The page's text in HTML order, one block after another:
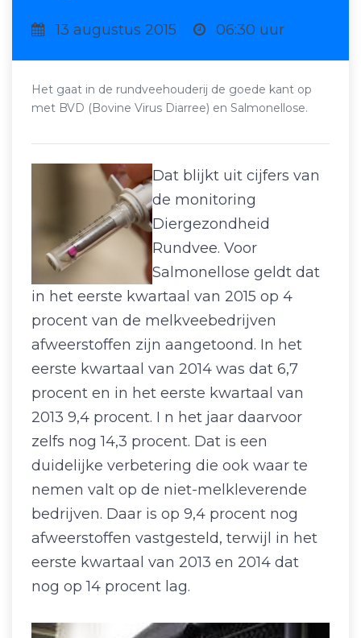
13 augustus 2015 06:30 uur
Het gaat in de rundveehouderij de goede kant op
met BVD (Bovine Virus Diarree) en Salmonellose.
Dat blijkt uit cijfers van
de monitoring
Diergezondheid
Rundvee. Voor
Salmonellose geldt dat
in het eerste kwartaal van 2015 op 4
procent van de melkveebedrijven
afweerstoffen zijn aangetoond. In het
eerste kwartaal van 2014 was dat 6,7
procent en in het eerste kwartaal van
2013 9,4 procent. I n het jaar daarvoor
zelfs nog 14,3 procent. Dat is een
duidelijke verbetering die ook waar te
nemen valt op de niet-melkleverende
bedrijven. Daar is op 9,4 procent nog
afweerstoffen vastgesteld, terwijl in het
eerste kwartaal van 2013 en 2014 dat
nog op 14 procent lag.